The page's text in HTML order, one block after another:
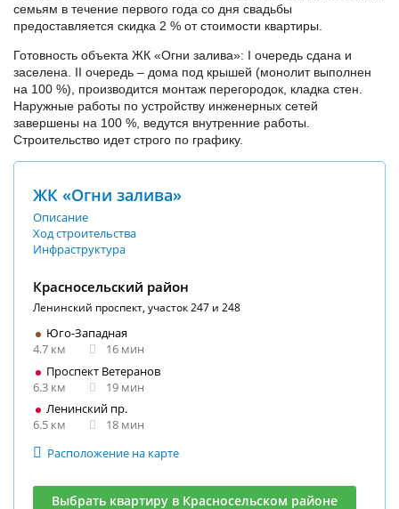
семьям в течение первого года со дня свадьбы
предоставляется скидка 2 % от стоимости квартиры.
Готовность объекта ЖК «Огни залива»: I очередь сдана и
заселена. II очередь – дома под крышей (монолит выполнен
на 100 %), производится монтаж перегородок, кладка стен.
Наружные работы по устройству инженерных сетей
завершены на 100 %, ведутся внутренние работы.
Строительство идет строго по графику.
ЖК «Огни залива»
Описание
Ход строительства
Инфраструктура
Красносельский район
Ленинский проспект, участок 247 и 248
Юго-Западная
4.7 км
16 мин
Проспект Ветеранов
6.3 км
19 мин
Ленинский пр.
6.5 км
18 мин
Расположение на карте
Выбрать квартиру в Красносельском районе